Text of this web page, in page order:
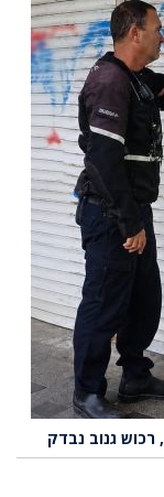
גנוב נבדק